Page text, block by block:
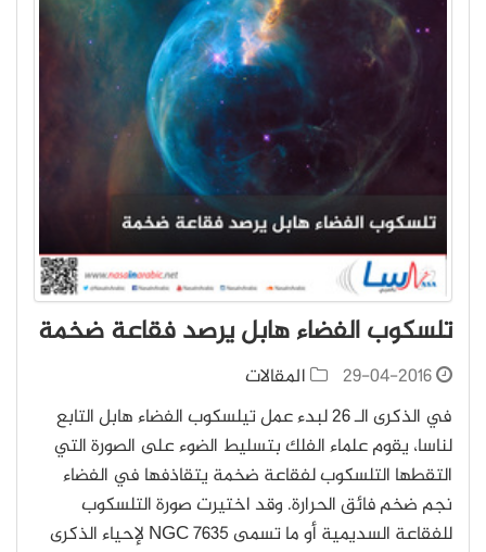
تلسكوب الفضاء هابل يرصد فقاعة ضخمة
29-04-2016
المقالات
في الذكرى الـ 26 لبدء عمل تيلسكوب الفضاء هابل التابع
لناسا، يقوم علماء الفلك بتسليط الضوء على الصورة التي
التقطها التلسكوب لفقاعة ضخمة يتقاذفها في الفضاء
نجم ضخم فائق الحرارة. وقد اختيرت صورة التلسكوب
للفقاعة السديمية أو ما تسمى NGC 7635 لإحياء الذكرى